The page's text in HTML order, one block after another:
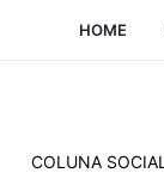
HOME
COLUNA SOCIAL